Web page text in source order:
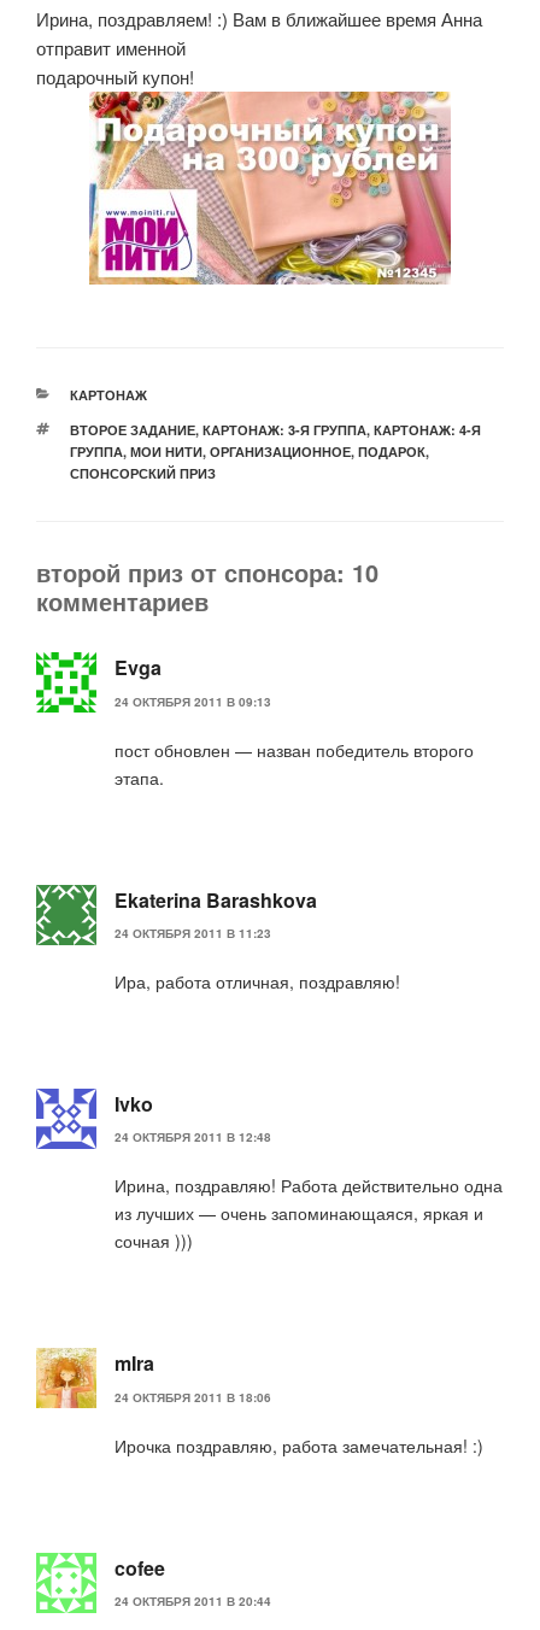
Ирина, поздравляем! :) Вам в ближайшее время Анна
отправит именной
подарочный купон!
РУБРИКИ
КАРТОНАЖ
МЕТКИ
ВТОРОЕ ЗАДАНИЕ, КАРТОНАЖ: 3-Я ГРУППА, КАРТОНАЖ: 4-Я
ГРУППА, МОИ НИТИ, ОРГАНИЗАЦИОННОЕ, ПОДАРОК,
СПОНСОРСКИЙ ПРИЗ
второй приз от спонсора: 10
комментариев
Evga
24 ОКТЯБРЯ 2011 В 09:13
пост обновлен — назван победитель второго
этапа.
Ekaterina Barashkova
24 ОКТЯБРЯ 2011 В 11:23
Ира, работа отличная, поздравляю!
Ivko
24 ОКТЯБРЯ 2011 В 12:48
Ирина, поздравляю! Работа действительно одна
из лучших — очень запоминающаяся, яркая и
сочная )))
mIra
24 ОКТЯБРЯ 2011 В 18:06
Ирочка поздравляю, работа замечательная! :)
cofee
24 ОКТЯБРЯ 2011 В 20:44